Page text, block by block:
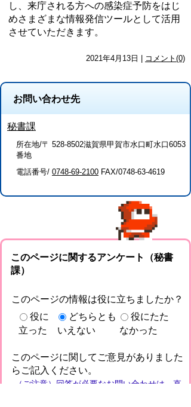
し、来庁される方への感染症予防をはじ
めさまざまな情報発信ツールとして活用
させていただきます。
2021年4月13日 | コメント(0)
お問い合わせ先
秘書課
所在地/〒 528-8502滋賀県甲賀市水口町水口6053
番地
電話番号/ 0748-69-2100 FAX/0748-63-4619
このページに関するアンケート（秘書
課）
このページの情報は役に立ちましたか？
役に
立った
どちらとも
いえない
役にたた
なかった
このページに関してご意見がありました
らご記入ください。
（ご注意）回答が必要なお問い合わせは，直